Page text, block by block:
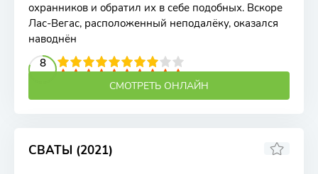
охранников и обратил их в себе подобных. Вскоре
Лас-Вегас, расположенный неподалёку, оказался
наводнён
8
4 5 6 7 8 9 10
СМОТРЕТЬ ОНЛАЙН
СВАТЫ (2021)